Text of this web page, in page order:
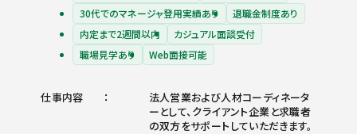
30代でのマネージャ登用実績あり
退職金制度あり
内定まで2週間以内
カジュアル面談受付
職場見学あり
Web面接可能
仕事内容
法人営業および人材コーディネータ
ーとして、クライアント企業と求職者
の双方をサポートしていただきます。